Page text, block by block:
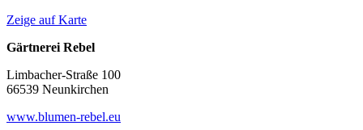
Zeige auf Karte
Gärtnerei Rebel
Limbacher-Straße 100
66539 Neunkirchen
www.blumen-rebel.eu